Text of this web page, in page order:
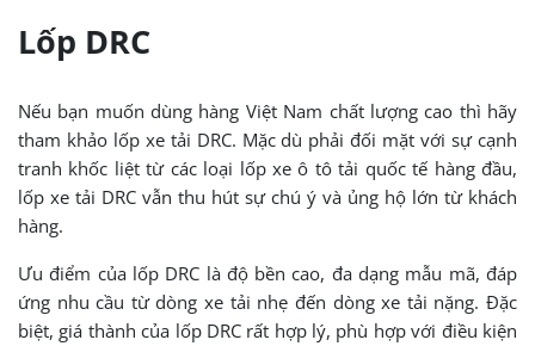
Lốp DRC
Nếu bạn muốn dùng hàng Việt Nam chất lượng cao thì hãy
tham khảo lốp xe tải DRC. Mặc dù phải đối mặt với sự cạnh
tranh khốc liệt từ các loại lốp xe ô tô tải quốc tế hàng đầu,
lốp xe tải DRC vẫn thu hút sự chú ý và ủng hộ lớn từ khách
hàng.
Ưu điểm của lốp DRC là độ bền cao, đa dạng mẫu mã, đáp
ứng nhu cầu từ dòng xe tải nhẹ đến dòng xe tải nặng. Đặc
biệt, giá thành của lốp DRC rất hợp lý, phù hợp với điều kiện